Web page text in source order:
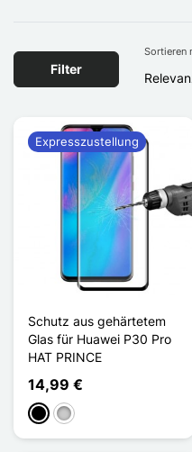
Filter
Sortieren
Schutz aus gehärtetem
Glas für Huawei P30 Pro
HAT PRINCE
14,99 €
SchwarzTransparent
Expresszustellung